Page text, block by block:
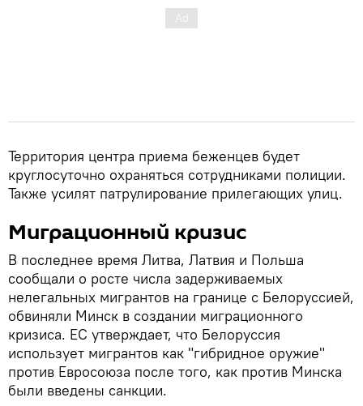
Территория центра приема беженцев будет
круглосуточно охраняться сотрудниками полиции.
Также усилят патрулирование прилегающих улиц.
Миграционный кризис
В последнее время Литва, Латвия и Польша
сообщали о росте числа задерживаемых
нелегальных мигрантов на границе с Белоруссией,
обвиняли Минск в создании миграционного
кризиса. ЕС утверждает, что Белоруссия
использует мигрантов как "гибридное оружие"
против Евросоюза после того, как против Минска
были введены санкции.